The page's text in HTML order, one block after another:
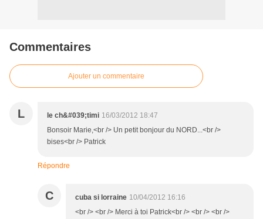
Commentaires
Ajouter un commentaire
L le ch&#039;timi 16/03/2012 18:47
Bonsoir Marie,<br /> Un petit bonjour du NORD...<br />
bises<br /> Patrick
Répondre
C cuba si lorraine 10/04/2012 16:16
<br /> <br /> Merci à toi Patrick<br /> <br /> <br />